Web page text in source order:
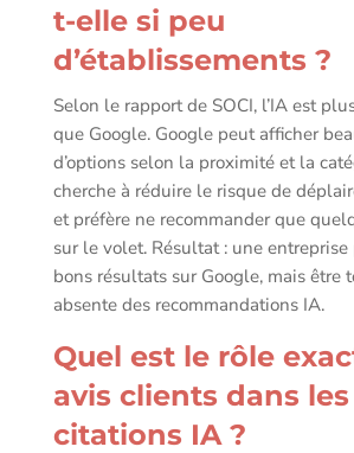
t-elle si peu
d’établissements ?
Selon le rapport de SOCI, l’IA est
que Google. Google peut afficher
d’options selon la proximité et la
cherche à réduire le risque de
et préfère ne recommander que
sur le volet. Résultat : une
bons résultats sur Google, mais être
absente des recommandations IA.
Quel est le rôle
avis clients dans les
citations IA ?